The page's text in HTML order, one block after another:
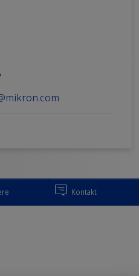
Kontakt